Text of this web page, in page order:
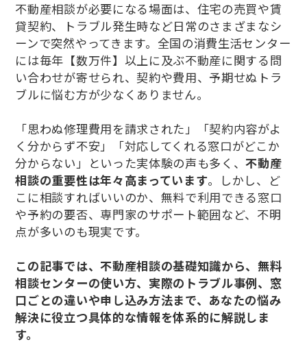
不動産相談が必要になる場面は、住宅の売買や賃
貸契約、トラブル発生時など日常のさまざまなシ
ーンで突然やってきます。全国の消費生活センター
には毎年【数万件】以上に及ぶ不動産に関する問
い合わせが寄せられ、契約や費用、予期せぬトラ
ブルに悩む方が少なくありません。
「思わぬ修理費用を請求された」「契約内容がよ
く分からず不安」「対応してくれる窓口がどこか
分からない」といった実体験の声も多く、不動産
相談の重要性は年々高まっています。しかし、ど
こに相談すればいいのか、無料で利用できる窓口
や予約の要否、専門家のサポート範囲など、不明
点が多いのも現実です。
この記事では、不動産相談の基礎知識から、無料
相談センターの使い方、実際のトラブル事例、窓
口ごとの違いや申し込み方法まで、あなたの悩み
解決に役立つ具体的な情報を体系的に解説しま
す。